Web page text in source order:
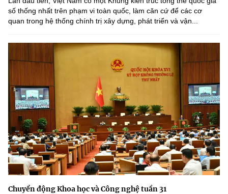
số thống nhất trên phạm vi toàn quốc, làm căn cứ để các cơ
quan trong hệ thống chính trị xây dựng, phát triển và vận...
Chuyển động Khoa học và Công nghệ tuần 31